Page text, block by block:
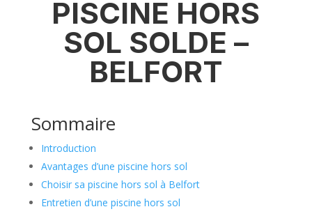
PISCINE HORS
SOL SOLDE –
BELFORT
Sommaire
Introduction
Avantages d’une piscine hors sol
Choisir sa piscine hors sol à Belfort
Entretien d’une piscine hors sol